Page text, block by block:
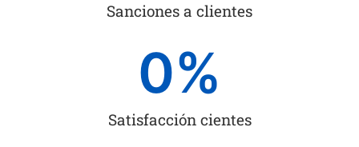
Sanciones a clientes
Satisfacción cientes
0%